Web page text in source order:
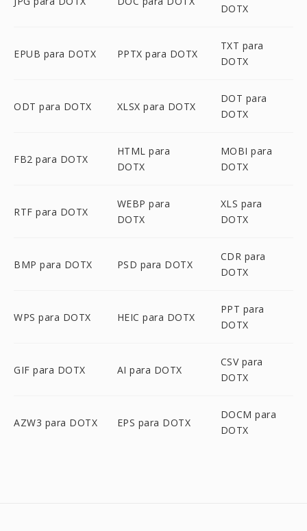
DOTX
EPUB para DOTX PPTX para DOTX
TXT para
DOTX
ODT para DOTX XLSX para DOTX
DOT para
DOTX
FB2 para DOTX
HTML para
DOTX
MOBI para
DOTX
RTF para DOTX
WEBP para
DOTX
XLS para
DOTX
BMP para DOTX PSD para DOTX
CDR para
DOTX
WPS para DOTX HEIC para DOTX
PPT para
DOTX
GIF para DOTX AI para DOTX
CSV para
DOTX
AZW3 para DOTX EPS para DOTX
DOCM para
DOTX